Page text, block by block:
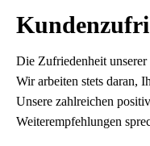
Die Zufriedenheit
Wir arbeiten stets daran,
Unsere zahlreichen
Weiterempfehlungen